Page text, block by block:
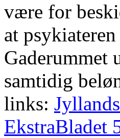
være for
at
Gaderummet
samtidig
links:
EkstraBladet